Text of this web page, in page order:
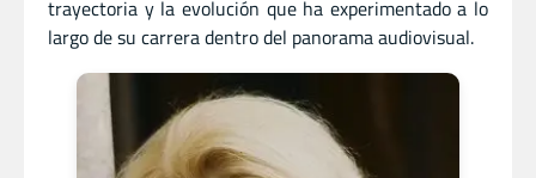
trayectoria y la evolución que ha experimentado a lo
largo de su carrera dentro del panorama audiovisual.